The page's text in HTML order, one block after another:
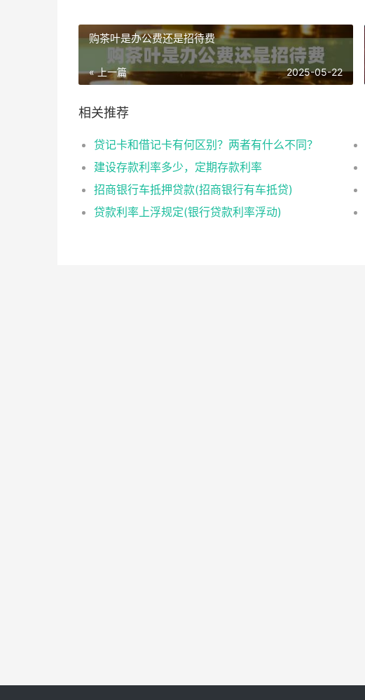
购茶叶是办公费还是招待费
« 上一篇 2025-05-22
相关推荐
贷记卡和借记卡有何区别？两者有什么不同？
建设存款利率多少，定期存款利率
招商银行车抵押贷款(招商银行有车抵贷)
贷款利率上浮规定(银行贷款利率浮动)